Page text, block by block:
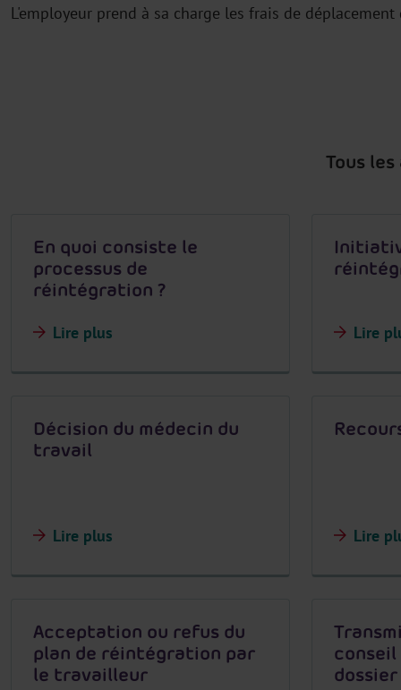
L'employeur prend à sa charge les frais de
Tous
En quoi consiste le
processus de
réintégration ?
Lire plus Lire
Décision du médecin du
travail
Lire plus Lire
Acceptation ou refus du
plan de réintégration par
le travailleur